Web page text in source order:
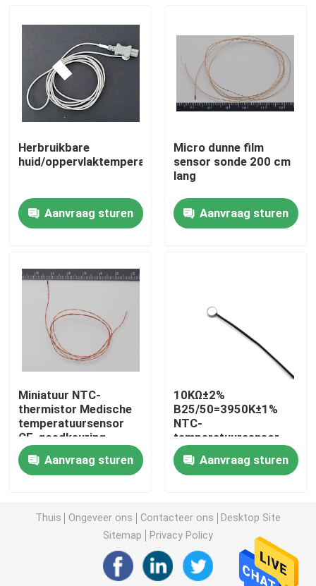
Fabrieksreis
Kwaliteitscontrole
Medische Temperatuursensor
De oppervlakte zet Temperatuursensor op
De Sensor van de sondetemperatuur
NTC-Thermistorsonde
Epoxythermistor
Thermistor met dunne folie
de thermistor van de glasparel
OTO-temperatuursensor
Herbruikbare
huid/oppervlaktemperatuursonde
Aanvraag sturen
Micro dunne film
sensor sonde 200 cm
lang
Aanvraag sturen
Miniatuur NTC-
thermistor Medische
temperatuursensor
CE-goedkeuring
Aanvraag sturen
10KΩ±2%
B25/50=3950K±1%
NTC-
temperatuursensor
Aanvraag sturen
Thuis Ongeveer ons Contacteer ons
Desktop Site
Sitemap
Privacy Policy